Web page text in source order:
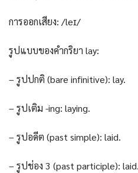
การออกเสียง: /leɪ/
รูปแบบของคำกริยา lay:
– รูปปกติ (bare infinitive): lay.
– รูปเติม -ing: laying.
– รูปอดีต (past simple): laid.
– รูปช่อง 3 (past participle): laid.